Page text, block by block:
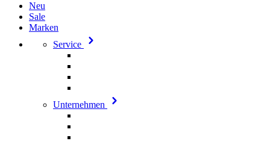
Neu
Sale
Marken
Service
Unternehmen